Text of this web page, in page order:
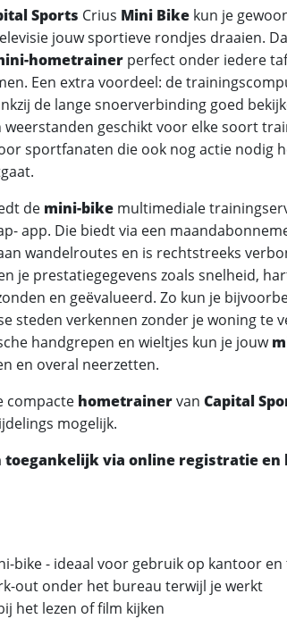
Sports Crius Mini Bike kun je
jouw sportieve rondjes draaien.
hometrainer perfect onder iedere
Een extra voordeel: de
de lange snoerverbinding goed
weerstanden geschikt voor elke soort
sportfanaten die ook nog actie nodig
de mini-bike multimediale
app. Die biedt via een
wandelroutes en is rechtstreeks
je prestatiegegevens zoals snelheid,
en geëvalueerd. Zo kun je
steden verkennen zonder je woning te
handgrepen en wieltjes kun je jouw
en overal neerzetten.
compacte hometrainervan Capital
mogelijk.
toegankelijk via online registratie en
bike - ideaal voor gebruik op kantoor en
out onder het bureau terwijl je werkt
het lezen of film kijken